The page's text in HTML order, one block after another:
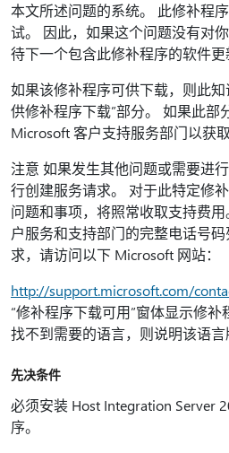
本文所述问题的系统。 此修补程
试。 因此，如果这个问题没有对
待下一个包含此修补程序的软件更
如果该修补程序可供下载，则此
供修补程序下载”部分。 如果此部
Microsoft 客户支持服务部门以获
注意 如果发生其他问题或需要进
行创建服务请求。 对于此特定修
问题和事项，将照常收取支持费
户服务和支持部门的完整电话号
求，请访问以下 Microsoft 网站：
http://support.microsoft.com/
“修补程序下载可用”窗体显示修
找不到需要的语言，则说明该语言
先决条件
必须安装 Host Integration Server
序。